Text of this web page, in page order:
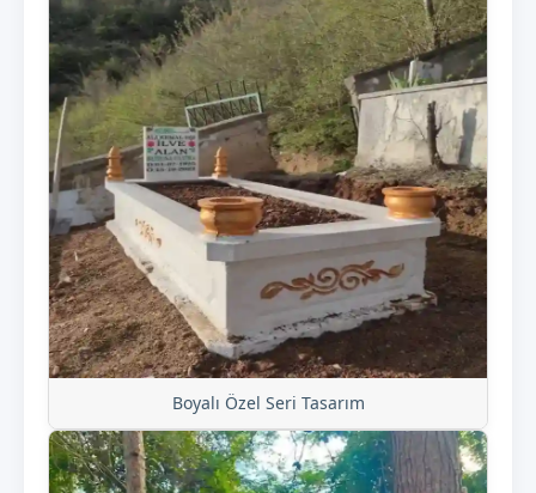
Boyalı Özel Seri Tasarım